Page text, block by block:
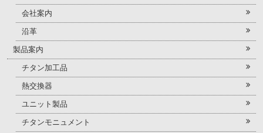
会社案内
沿革
製品案内
チタン加工品
熱交換器
ユニット製品
チタンモニュメント